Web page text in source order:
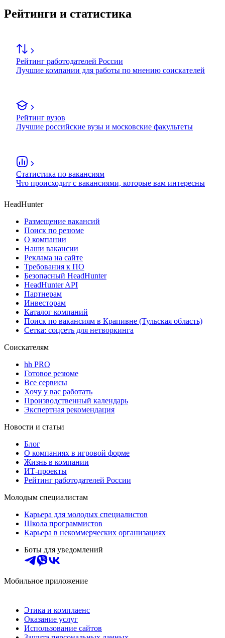
Рейтинги и статистика
Рейтинг работодателей России
Лучшие компании для работы по мнению соискателей
Рейтинг вузов
Лучшие российские вузы и московские факультеты
Статистика по вакансиям
Что происходит с вакансиями, которые вам интересны
HeadHunter
Размещение вакансий
Поиск по резюме
О компании
Наши вакансии
Реклама на сайте
Требования к ПО
Безопасный HeadHunter
HeadHunter API
Партнерам
Инвесторам
Каталог компаний
Поиск по вакансиям в Крапивне (Тульская область)
Сетка: соцсеть для нетворкинга
Соискателям
hh PRO
Готовое резюме
Все сервисы
Хочу у вас работать
Производственный календарь
Экспертная рекомендация
Новости и статьи
Блог
О компаниях в игровой форме
Жизнь в компании
ИТ-проекты
Рейтинг работодателей России
Молодым специалистам
Карьера для молодых специалистов
Школа программистов
Карьера в некоммерческих организациях
Боты для уведомлений
Мобильное приложение
Этика и комплаенс
Оказание услуг
Использование сайтов